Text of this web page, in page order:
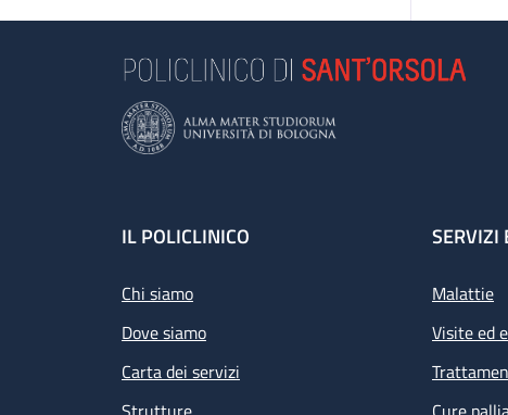
Footer
IL POLICLINICO
Chi siamo
Dove siamo
Carta dei servizi
SERVIZI
Malattie
Visite ed